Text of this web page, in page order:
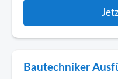
Bautechniker